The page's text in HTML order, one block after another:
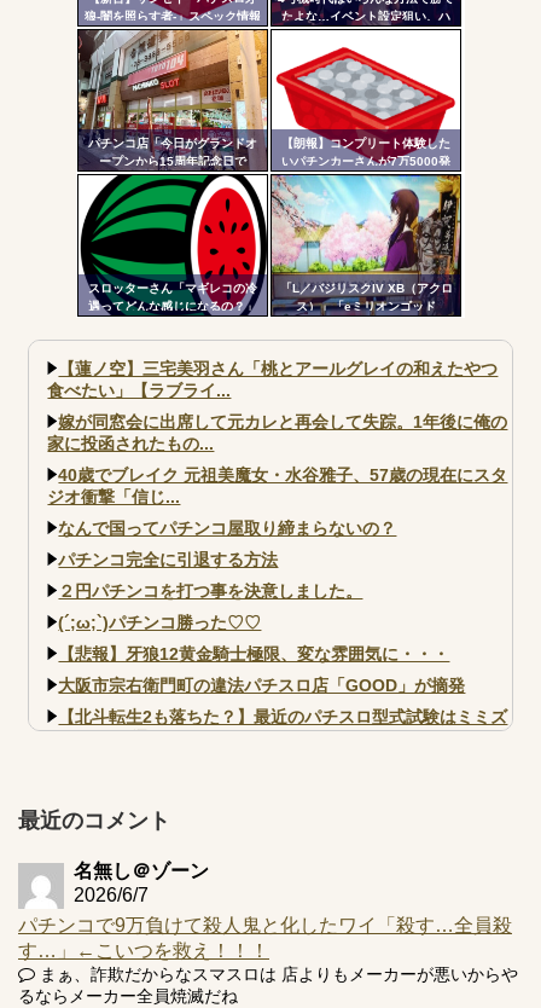
狼-闇を照らす者-」スペック情報
判明！純増約9.1枚のAT機、疑似
ボ突破型、究極魔戒RUSHは継続
率82.6%のバトルタイプAT
たよな…イベント設定狙い、ハ
イエナ、超技術介入機、新装狙
い…
パチンコ店「今日がグランドオ
ープンから15周年記念日で
す！」←ワイ「五万負けてま
【朗報】コンプリート体験した
いパチンカーさんが7万5000発
出ている台に着席した結果ｗｗ
ｗ
スロッターさん「マギレコの冷
遇ってどんな感じになるの？」
「L／バジリスクIV XB（アクロ
ス）」「eミリオンゴッド
／A5（大都）」が検定通過
【蓮ノ空】三宅美羽さん「桃とアールグレイの和えたやつ
食べたい」【ラブライ...
嫁が同窓会に出席して元カレと再会して失踪。1年後に俺の
家に投函されたもの...
40歳でブレイク 元祖美魔女・水谷雅子、57歳の現在にスタ
ジオ衝撃「信じ...
なんで国ってパチンコ屋取り締まらないの？
パチンコ完全に引退する方法
２円パチンコを打つ事を決意しました。
(´;ω;`)パチンコ勝った♡♡
【悲報】牙狼12黄金騎士極限、変な雰囲気に・・・
大阪市宗右衛門町の違法パチスロ店「GOOD」が摘発
【北斗転生2も落ちた？】最近のパチスロ型式試験はミミズ
アズールレーン スロット評価はコイン持ちの悪い疑似ボ天
Powered by livedoor 相互RSS
最近のコメント
名無し＠ゾーン
2026/6/7
パチンコで9万負けて殺人鬼と化したワイ「殺す…全員殺
す…」←こいつを救え！！！
まぁ、詐欺だからなスマスロは 店よりもメーカーが悪いからや
るならメーカー全員焼滅だね